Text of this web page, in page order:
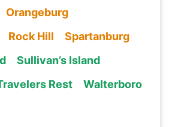
Orangeburg
Rock Hill
Spartanburg
Sullivan’s Island
Rest
Walterboro